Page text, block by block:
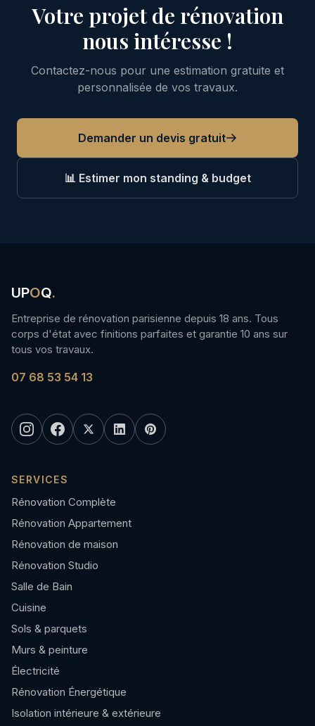
Votre projet de rénovation
nous intéresse !
Contactez-nous pour une estimation gratuite et
personnalisée de vos travaux.
Demander un devis gratuit
📊 Estimer mon standing & budget
UPOQ.
Entreprise de rénovation parisienne depuis 18 ans. Tous
corps d'état avec finitions parfaites et garantie 10 ans sur
tous vos travaux.
07 68 53 54 13
SERVICES
Rénovation Complète
Rénovation Appartement
Rénovation de maison
Rénovation Studio
Salle de Bain
Cuisine
Sols & parquets
Murs & peinture
Électricité
Rénovation Énergétique
Isolation intérieure & extérieure